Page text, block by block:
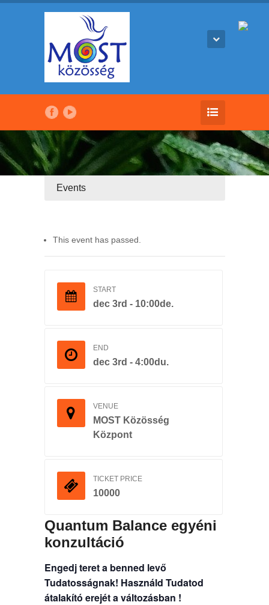
Events
This event has passed.
START
dec 3rd - 10:00de.
END
dec 3rd - 4:00du.
VENUE
MOST Közösség
Központ
TICKET PRICE
10000
Quantum Balance egyéni
konzultáció
Engedj teret a benned levő
Tudatosságnak! Használd Tudatod
átalakító erejét a változásban !